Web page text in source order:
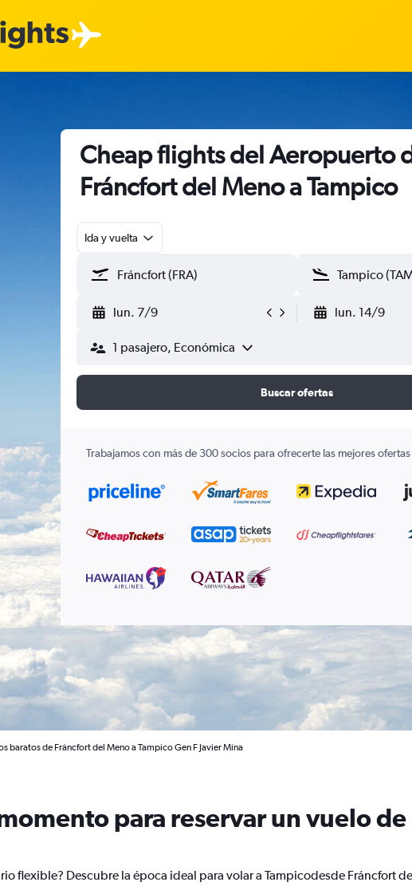
Cheap flights del Aeropuerto
Fráncfort del Meno a Tampico
Ida y vuelta
lun. 7/9 lun. 14/9
1 pasajero, Económica
Buscar ofertas
Trabajamos con más de 300 socios para ofrecerte las mejores
baratos de Fráncfort del Meno a Tampico Gen F Javier Mina
para reservar un vuelo
flexible? Descubre la época ideal para volar a Tampicodesde Fráncfort